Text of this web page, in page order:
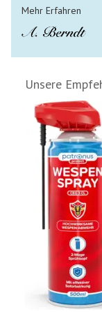
Mehr Erfahren
Unsere